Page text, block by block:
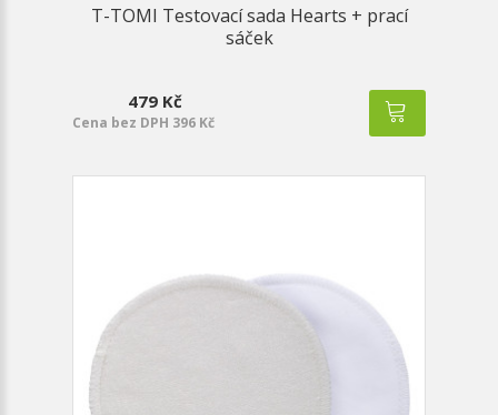
T-TOMI Testovací sada Hearts + prací
sáček
479 Kč
Cena bez DPH 396 Kč